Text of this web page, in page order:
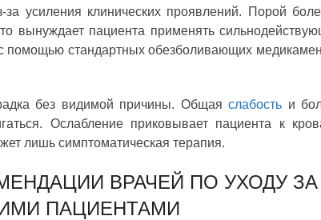
за усиления клинических проявлений. Порой
вынуждает пациента применять
помощью стандартных обезболивающих
без видимой причины. Общаяслабость и
Ослабление приковывает пациента к
лишь симптоматическая терапия.
ВРАЧЕЙ ПО УХОДУ ЗА
ПАЦИЕНТАМИ